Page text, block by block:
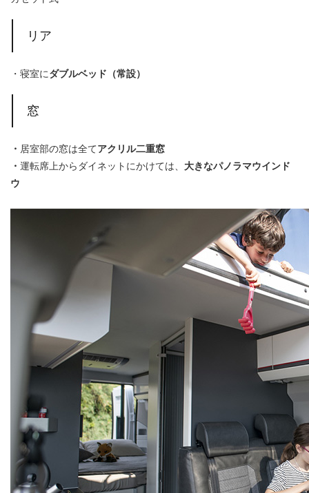
リア
・寝室にダブルベッド（常設）
窓
・ 居室部の窓は全てアクリル二重窓
・ 運転席上からダイネットにかけては、 大きなパノラマウインド
ウ